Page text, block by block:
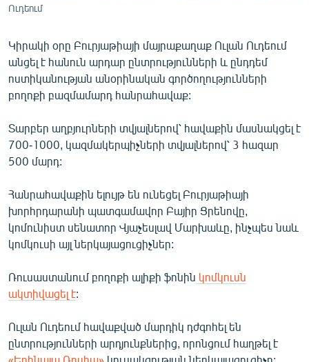
ԿՈՐՈՆԱՎԻՐՈՒՍ
ՏԵՍԱՆՅՈՒԹԵՐ
ԲԱՆԱՎԵՃ
ՓՈԴՔԱՍԹ
Հայերեն
English
Русский
«Ազատության» բոլոր կայքերը
Ուդեում
Կիրակի օրը Բուրյաթիայի մայրաքաղաք Ուլան Ուդեում
անցել է հանուն արդար ընտրությունների և ընդդեմ
ոստիկանության անօրինական գործողությունների
բողոքի բազմամարդ հանրահավաք:
Տարբեր աղբյուրների տվյալներով՝ հավաքին մասնակցել է
700-1000, կազմակերպիչների տվյալներով՝ 3 հազար
500 մարդ:
Հանրահավաքին ելույթ են ունեցել Բուրյաթիայի
խորհրդարանի պատգամավոր Բայիր Ցրենովը,
կոմունիստ սենատոր Վյաչեսլավ Մարխաևը, ինչպես նաև
կոմկուսի այլ ներկայացուցիչներ:
Ռուսաստանում բողոքի ալիքի ֆոնին կոմկուսն
ակտիվացել է:
Ուլան Ուդեում հավաքված մարդիկ դժգոհել են
ընտրությունների արդյունքներից, որոնցում հաղթել է
«Եդինայա Ռոսիա» կուսակցության ներկայացուցիչը: